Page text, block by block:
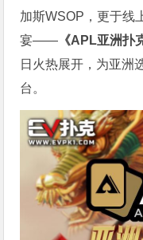
加斯WSOP，更于线
宴—— 《APL亚洲扑
日火热展开，为亚洲
台。